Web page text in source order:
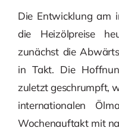
Die Entwicklung am
die Heizölpreise
zunächst die
in Takt. Die
zuletzt geschrumpft,
internationalen
Wochenauftakt mit